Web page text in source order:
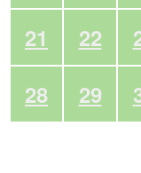
21
22
28
29